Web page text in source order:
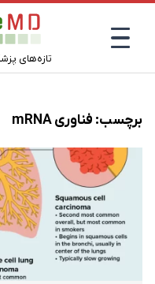
تازه‌های
برچسب: فناوری mRNA